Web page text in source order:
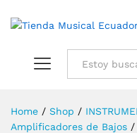
Home / Shop /
Amplificadores de Bajos /